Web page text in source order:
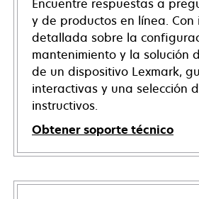
Encuentre respuestas a
y de productos en línea. Con
detallada sobre la
mantenimiento y la solución
de un dispositivo Lexmark,
interactivas y una selección
instructivos.
Obtener soporte técnico
se
abre